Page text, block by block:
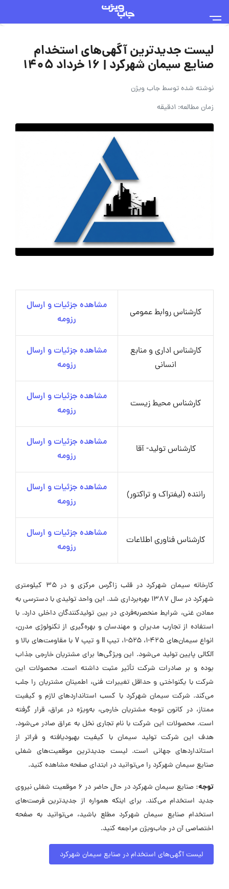
لیست جدیدترین آگهی‌های استخدام
صنایع سیمان شهرکرد | ۱۶ خرداد ۱۴۰۵
نوشته شده توسطجاب ویژن
زمان مطالعه: 1دقیقه
کارشناس روابط عمومی
مشاهده جزئیات و ارسال
رزومه
کارشناس اداری و منابع
انسانی
مشاهده جزئیات و ارسال
رزومه
کارشناس محیط زیست
مشاهده جزئیات و ارسال
رزومه
کارشناس تولید- آقا
مشاهده جزئیات و ارسال
رزومه
راننده (لیفتراک و تراکتور)
مشاهده جزئیات و ارسال
رزومه
کارشناس فناوری اطلاعات
مشاهده جزئیات و ارسال
رزومه
کارخانه سیمان شهرکرد در قلب زاگرس مرکزی و در ۳۵ کیلومتری
شهرکرد در سال ۱۳۸۷ بهره‌برداری شد. این واحد تولیدی با دسترسی به
معادن غنی، شرایط منحصربه‌فردی در بین تولیدکنندگان داخلی دارد. با
استفاده از تجارب مدیران و مهندسان و بهره‌گیری از تکنولوژی مدرن،
انواع سیمان‌های ۴۲۵-۱، ۵۲۵-۱، تیپ II و تیپ V با مقاومت‌های بالا و
آلکالی پایین تولید می‌شود. این ویژگی‌ها برای مشتریان خارجی جذاب
بوده و بر صادرات شرکت تأثیر مثبت داشته است. محصولات این
شرکت با یکنواختی و حداقل تغییرات فنی، اطمینان مشتریان را جلب
می‌کند. شرکت سیمان شهرکرد با کسب استانداردهای لازم و کیفیت
ممتاز، در کانون توجه مشتریان خارجی، به‌ویژه در عراق، قرار گرفته
است. محصولات این شرکت با نام تجاری نخل به عراق صادر می‌شود.
هدف این شرکت تولید سیمان با کیفیت بهبود‌یافته و فراتر از
استانداردهای جهانی است. لیست جدیدترین موقعیت‌های شغلی
صنایع سیمان شهرکرد را می‌توانید در ابتدای صفحه مشاهده کنید.
توجه:
صنایع سیمان شهرکرد در حال حاضر در ۶ موقعیت شغلی نیروی
جدید استخدام می‌کند. برای اینکه همواره از جدیدترین فرصت‌های
استخدام صنایع سیمان شهرکرد مطلع باشید، می‌توانید به صفحه
اختصاصی آن در جاب‌ویژن مراجعه کنید.
لیست آگهی‌های استخدام در صنایع سیمان شهرکرد